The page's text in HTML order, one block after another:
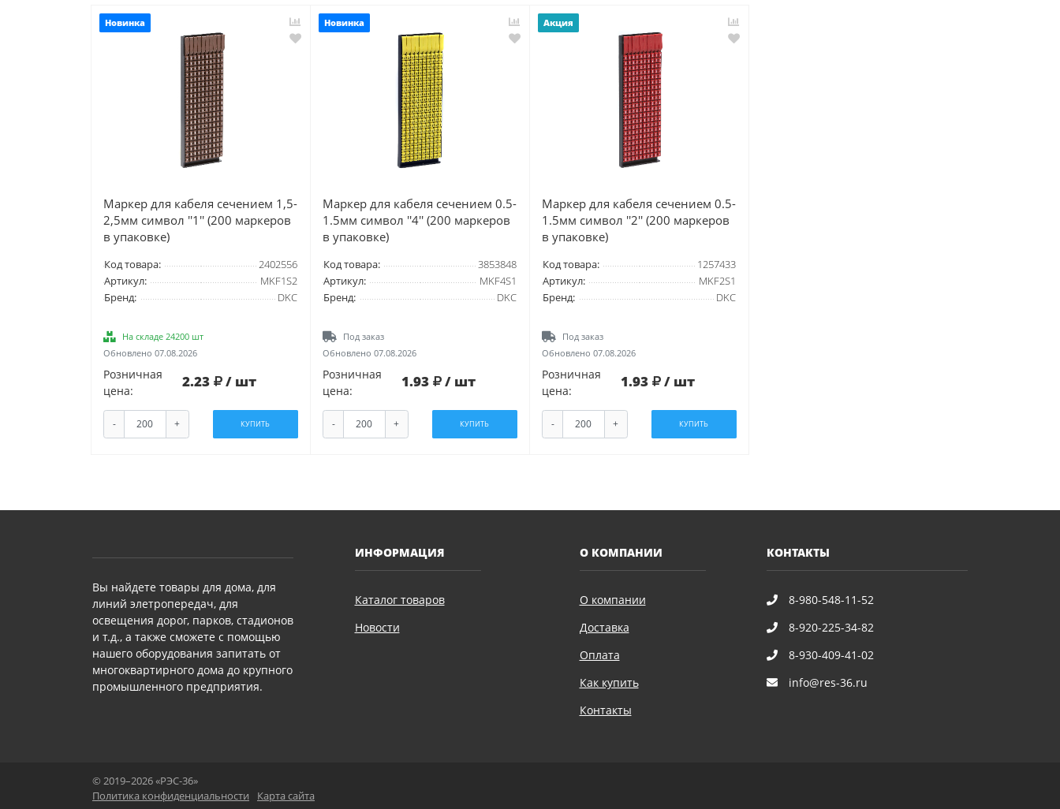
Новинка
Маркер для кабеля сечением 1,5-
2,5мм символ ''1'' (200 маркеров
в упаковке)
Код товара:
2402556
Артикул:
MKF1S2
Бренд:
DKC
На складе 24200 шт
Обновлено 07.08.2026
Розничная
цена:
2.23 / шт
- + КУПИТЬ
Новинка
Маркер для кабеля сечением 0.5-
1.5мм символ ''4'' (200 маркеров
в упаковке)
Код товара:
3853848
Артикул:
MKF4S1
Бренд:
DKC
Под заказ
Обновлено 07.08.2026
Розничная
цена:
1.93 / шт
- + КУПИТЬ
Акция
Маркер для кабеля сечением 0.5-
1.5мм символ ''2'' (200 маркеров
в упаковке)
Код товара:
1257433
Артикул:
MKF2S1
Бренд:
DKC
Под заказ
Обновлено 07.08.2026
Розничная
цена:
1.93 / шт
- + КУПИТЬ
Вы найдете товары для дома, для
линий элетропередач, для
освещения дорог, парков, стадионов
и т.д., а также сможете с помощью
нашего оборудования запитать от
многоквартирного дома до крупного
промышленного предприятия.
ИНФОРМАЦИЯ
Каталог товаров
Новости
О КОМПАНИИ
О компании
Доставка
Оплата
Как купить
Контакты
КОНТАКТЫ
8-980-548-11-52
8-920-225-34-82
8-930-409-41-02
info@res-36.ru
© 2019–2026 «РЭС-36»
Политика конфиденциальности
Карта сайта